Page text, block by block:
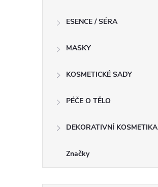
ESENCE / SÉRA
MASKY
KOSMETICKÉ SADY
PÉČE O TĚLO
DEKORATIVNÍ KOSMETIKA
Značky